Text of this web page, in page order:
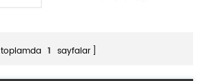
toplamda 1 sayfalar